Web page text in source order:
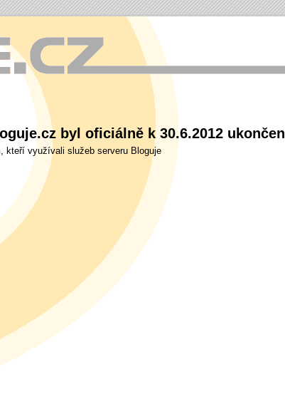
byl oficiálně k 30.6.2012 ukončen
kteří využívali služeb serveru Bloguje